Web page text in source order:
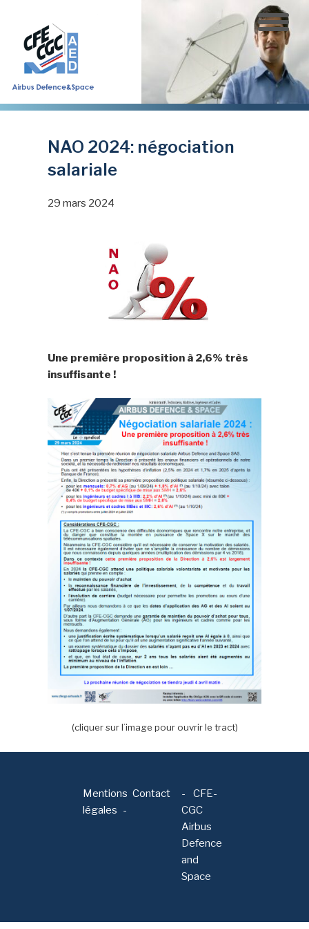
contenu
principal
NAO 2024: négociation
salariale
29 mars 2024
Une première proposition à 2,6% très
insuffisante !
(cliquer sur l’image pour ouvrir le tract)
Mentions
légales
Contact -
CFE-
CGC
Airbus
Defence
and
Space